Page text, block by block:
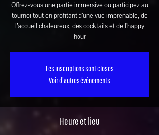
Offrez-vous une partie immersive ou participez au
tournoi tout en profitant d’une vue imprenable, de
l’accueil chaleureux, des cocktails et de l’happy
hour
Les inscriptions sont closes
Voir d'autres événements
Heure et lieu